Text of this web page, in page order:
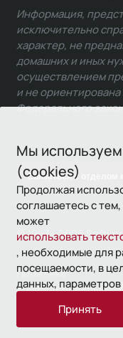
Мы
(cookies)
Продолжая
соглашаетесь с
может
использовать
, необходимые для
посещаемости, в
данных,
Принять
Связаться с отделом
Информация,
исключительно
характер, не
домашних и иных
осуществлением
и не
Федерального
© 1993—2026
Политика